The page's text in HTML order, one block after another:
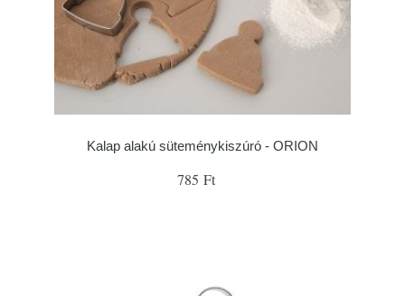
Kalap alakú süteménykiszúró - ORION
785 Ft